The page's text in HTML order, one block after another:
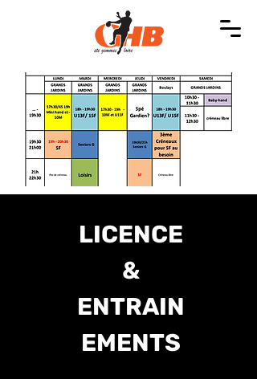
LICENCE
&
ENTRAIN
EMENTS